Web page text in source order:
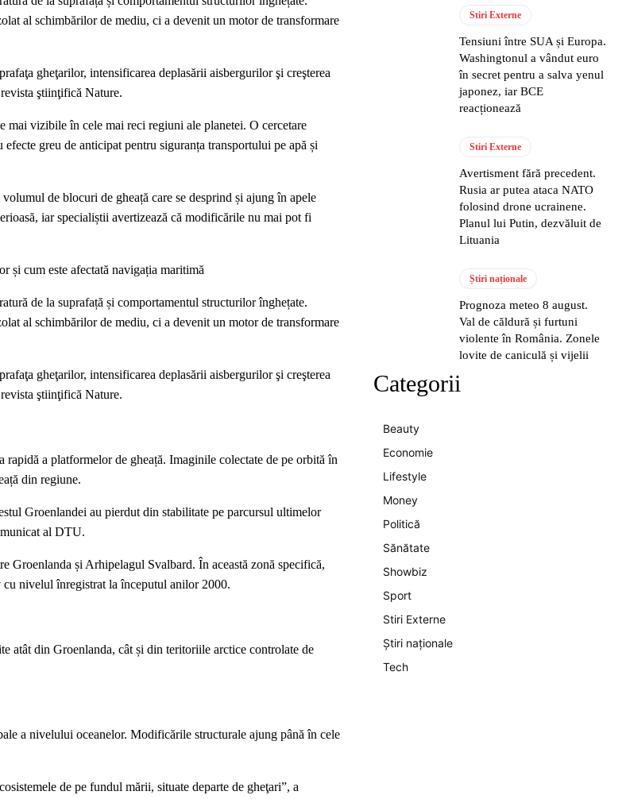
al schimbărilor de mediu, ci a devenit un motor de transformare
gheţarilor, intensificarea deplasării aisbergurilor şi creşterea
ştiinţifică Nature.
mai vizibile în cele mai reci regiuni ale planetei. O cercetare
greu de anticipat pentru siguranța transportului pe apă și
de blocuri de gheață care se desprind și ajung în apele
iar specialiștii avertizează că modificările nu mai pot fi
și cum este afectată navigația maritimă
de la suprafață și comportamentul structurilor înghețate.
al schimbărilor de mediu, ci a devenit un motor de transformare
gheţarilor, intensificarea deplasării aisbergurilor şi creşterea
ştiinţifică Nature.
a platformelor de gheață. Imaginile colectate de pe orbită în
din regiune.
Groenlandei au pierdut din stabilitate pe parcursul ultimelor
al DTU.
Groenlanda și Arhipelagul Svalbard. În această zonă specifică,
cu nivelul înregistrat la începutul anilor 2000.
atât din Groenlanda, cât și din teritoriile arctice controlate de
a nivelului oceanelor. Modificările structurale ajung până în cele
de pe fundul mării, situate departe de gheţari”, a
Stiri Externe
Tensiuni între SUA și Europa.
Washingtonul a vândut euro
în secret pentru a salva yenul
japonez, iar BCE
reacționează
Stiri Externe
Avertisment fără precedent.
Rusia ar putea ataca NATO
folosind drone ucrainene.
Planul lui Putin, dezvăluit de
Lituania
Știri naționale
Prognoza meteo 8 august.
Val de căldură și furtuni
violente în România. Zonele
lovite de caniculă și vijelii
Categorii
Beauty
Economie
Lifestyle
Money
Politică
Sănătate
Showbiz
Sport
Stiri Externe
Știri naționale
Tech